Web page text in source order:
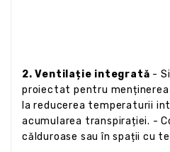
2. Ventilație integrată -
proiectat pentru
la reducerea temperaturii
acumularea transpirației. -
călduroase sau în spații cu